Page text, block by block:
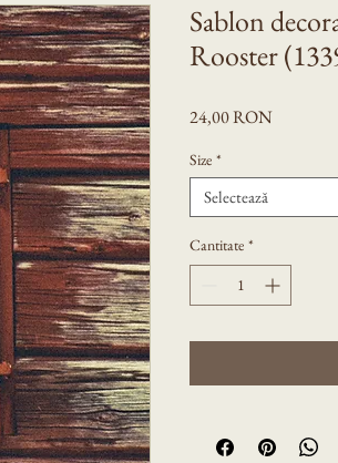
Sablon
Rooster
24,00 RONPreț
Size *
Selectează
Cantitate *